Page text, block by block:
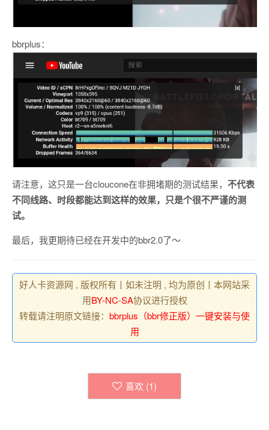
bbrplus：
请注意，这只是一台cloucone在非拥堵期的测试结果， 不代表
不同线路、时段都能达到这样的效果，只是个很不严谨的测
试。
最后，我更期待已经在开发中的bbr2.0了～
好人卡资源网 , 版权所有丨如未注明 , 均为原创丨本网站采
用BY-NC-SA协议进行授权
转载请注明原文链接： bbrplus（bbr修正版）一键安装与使
用
喜欢 (1)